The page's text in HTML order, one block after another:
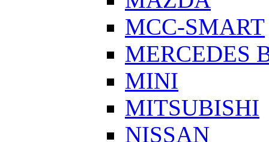
MCC-SMART
MERCEDES
MINI
MITSUBISHI
NISSAN